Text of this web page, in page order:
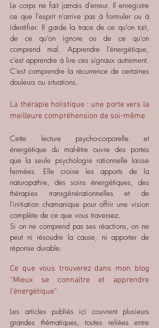
Le corps ne fait jamais d'erreur. Il enregistre
ce que l'esprit n'arrive pas à formuler ou à
identifier. Il garde la trace de ce qu’on tait,
de ce qu’on ignore ou de ce qu’on
comprend mal. Apprendre l'énergétique,
c'est apprendre à lire ces signaux autrement.
C'est comprendre la récurrence de certaines
douleurs ou situations.
La thérapie holistique : une porte vers la
meilleure compréhension de soi-même
Cette lecture psycho-corporelle et
énergétique du mal-être ouvre des portes
que la seule psychologie rationnelle laisse
fermées. Elle croise les apports de la
naturopathie, des soins énergétiques, des
thérapies transgénérationnelles et de
l'initiation chamanique pour offrir une vision
complète de ce que vous traversez.
Si on ne comprend pas ses réactions, on ne
peut ni résoudre la cause, ni apporter de
réponse durable.
Ce que vous trouverez dans mon blog
“Mieux se connaître et apprendre
l’énergétique”
Les articles publiés ici couvrent plusieurs
grandes thématiques, toutes reliées entre